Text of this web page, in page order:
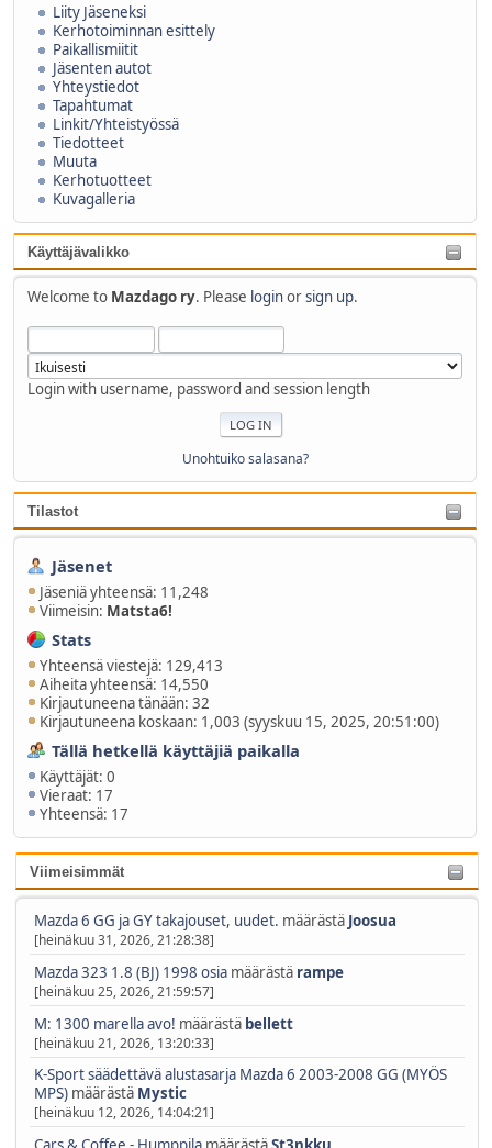
Liity Jäseneksi
Kerhotoiminnan esittely
Paikallismiitit
Jäsenten autot
Yhteystiedot
Tapahtumat
Linkit/Yhteistyössä
Tiedotteet
Muuta
Kerhotuotteet
Kuvagalleria
Käyttäjävalikko
Welcome to Mazdago ry. Please loginorsign up.
Login with username, password and session length
Unohtuiko salasana?
Tilastot
Jäsenet
Jäseniä yhteensä: 11,248
Viimeisin: Matsta6!
Stats
Yhteensä viestejä: 129,413
Aiheita yhteensä: 14,550
Kirjautuneena tänään: 32
Kirjautuneena koskaan: 1,003 (syyskuu 15, 2025, 20:51:00)
Tällä hetkellä käyttäjiä paikalla
Käyttäjät: 0
Vieraat: 17
Yhteensä: 17
Viimeisimmät
Mazda 6 GG ja GY takajouset, uudet. määrästä Joosua
[heinäkuu 31, 2026, 21:28:38]
Mazda 323 1.8 (BJ) 1998 osiamäärästä rampe
[heinäkuu 25, 2026, 21:59:57]
M: 1300 marella avo! määrästä bellett
[heinäkuu 21, 2026, 13:20:33]
K-Sport säädettävä alustasarja Mazda 6 2003-2008 GG (MYÖS
MPS)määrästä Mystic
[heinäkuu 12, 2026, 14:04:21]